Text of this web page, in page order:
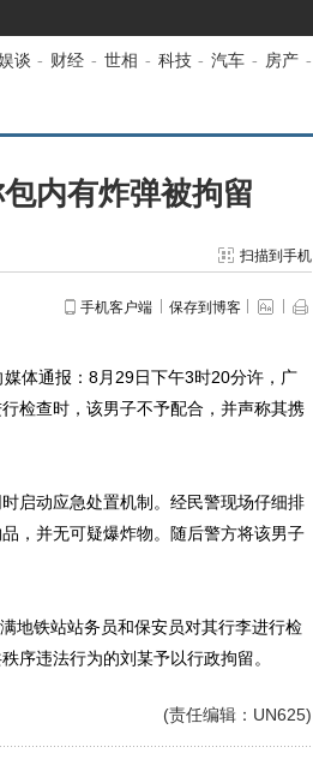
谈 - 财经 - 世相 - 科技 - 汽车 - 房产 -
内有炸弹被拘留
扫描到手机
手机客户端 保存到博客
体通报：8月29日下午3时20分许，广
检查时，该男子不予配合，并声称其携
动应急处置机制。经民警现场仔细排
，并无可疑爆炸物。随后警方将该男子
铁站站务员和保安员对其行李进行检
序违法行为的刘某予以行政拘留。
(责任编辑：UN625)